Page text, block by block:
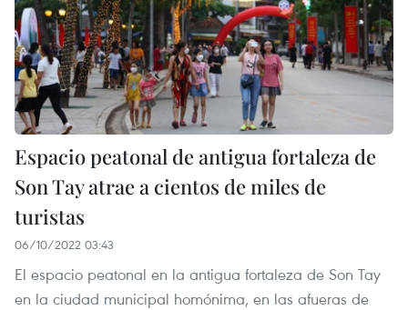
Espacio peatonal de antigua fortaleza de
Son Tay atrae a cientos de miles de
turistas
06/10/2022 03:43
El espacio peatonal en la antigua fortaleza de Son Tay
en la ciudad municipal homónima, en las afueras de